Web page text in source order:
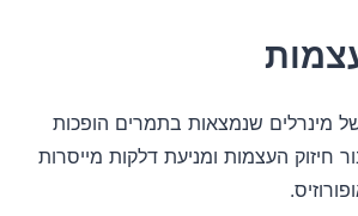
מינרלים שנמצאות בתמרים הופכות
חיזוק העצמות ומניעת דלקות מייסרות